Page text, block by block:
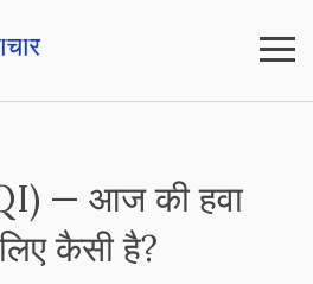
— आज की हवा
कैसी है?